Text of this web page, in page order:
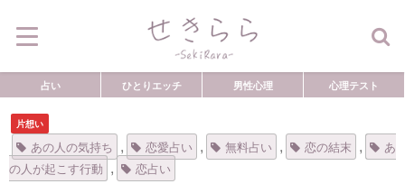
占い ひとりエッチ 男性心理 心理テスト
片想い
あの人の気持ち , 恋愛占い , 無料占い , 恋の結末 ,
あ
の人が起こす行動 , 恋占い